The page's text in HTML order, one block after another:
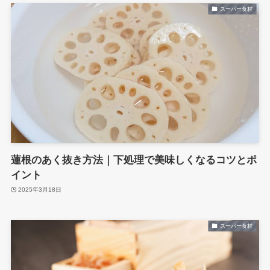
スーパー食材
蓮根のあく抜き方法｜下処理で美味しくなるコツとポ
イント
2025年3月18日
スーパー食材